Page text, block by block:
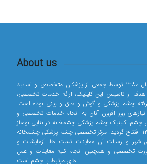
About us
کلینیک مرکزی شهر در سال ۱۳۸۰ توسط جمعی از پزشکان متخصص و اساتید
از تاسیس این کلینیک، ارائه خدمات تخصصی،
چشم پزشکی و گوش و حلق و بینی بوده است.
نیازهای روز افزون آنان به انجام خدمات تخصصی و
کلینیک چشم پزشکی چشمخانه در بنایی نوساز
و مدرن در خردادماه ۱۳۹۵ افتتاح گردید. مرکز تخصصی چشم پزشکی چشمخانه
شهر و رسالت آن معاینات، تست ها، آزمایشات و
تخصصی و همچنین انجام کلیه معاینات و عمل
های مرتبط با چشم است.